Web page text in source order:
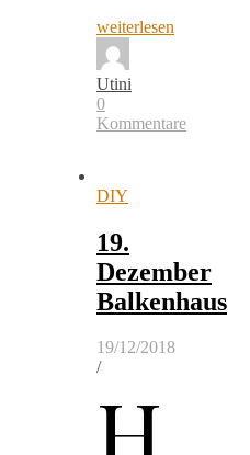
weiterlesen
Utini
0
Kommentare
DIY
19.
Dezember
Balkenhaus
19/12/2018
/
H